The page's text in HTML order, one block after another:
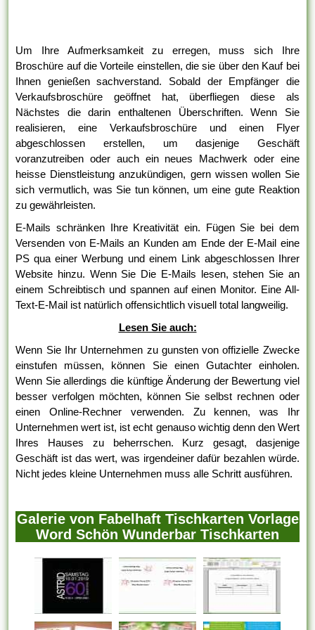
Um Ihre Aufmerksamkeit zu erregen, muss sich Ihre
Broschüre auf die Vorteile einstellen, die sie über den Kauf bei
Ihnen genießen sachverstand. Sobald der Empfänger die
Verkaufsbroschüre geöffnet hat, überfliegen diese als
Nächstes die darin enthaltenen Überschriften. Wenn Sie
realisieren, eine Verkaufsbroschüre und einen Flyer
abgeschlossen erstellen, um dasjenige Geschäft
voranzutreiben oder auch ein neues Machwerk oder eine
heisse Dienstleistung anzukündigen, gern wissen wollen Sie
sich vermutlich, was Sie tun können, um eine gute Reaktion
zu gewährleisten.
E-Mails schränken Ihre Kreativität ein. Fügen Sie bei dem
Versenden von E-Mails an Kunden am Ende der E-Mail eine
PS qua einer Werbung und einem Link abgeschlossen Ihrer
Website hinzu. Wenn Sie Die E-Mails lesen, stehen Sie an
einem Schreibtisch und spannen auf einen Monitor. Eine All-
Text-E-Mail ist natürlich offensichtlich visuell total langweilig.
Lesen Sie auch:
Wenn Sie Ihr Unternehmen zu gunsten von offizielle Zwecke
einstufen müssen, können Sie einen Gutachter einholen.
Wenn Sie allerdings die künftige Änderung der Bewertung viel
besser verfolgen möchten, können Sie selbst rechnen oder
einen Online-Rechner verwenden. Zu kennen, was Ihr
Unternehmen wert ist, ist echt genauso wichtig denn den Wert
Ihres Hauses zu beherrschen. Kurz gesagt, dasjenige
Geschäft ist das wert, was irgendeiner dafür bezahlen würde.
Nicht jedes kleine Unternehmen muss alle Schritt ausführen.
Galerie von Fabelhaft Tischkarten Vorlage
Word Schön Wunderbar Tischkarten